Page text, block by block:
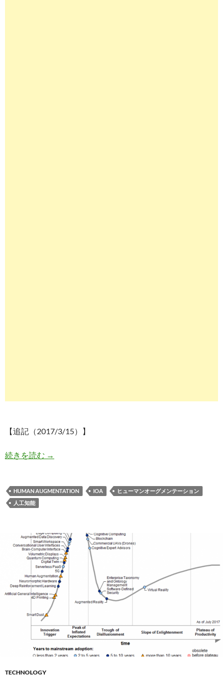
【追記（2017/3/15）】
続きを読む IoA(Internet of Ability)で「人間の能力」がネッ
→
HUMAN AUGMENTATION IOA
ヒューマンオーグメンテーション
人工知能
TECHNOLOGY